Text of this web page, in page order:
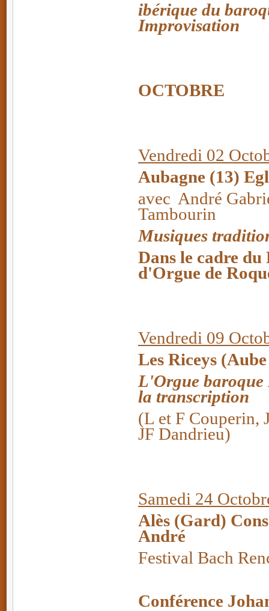
ibérique du
Improvisation
OCTOBRE
Vendredi 02
Aubagne (13)
avec André
Tambourin
Musiques
Dans le cadre
d'Orgue de
Vendredi 09
Les Riceys
L'Orgue baroque
la transcription
(L et F Couperin,
JF Dandrieu)
Samedi 24
Alès (Gard)
André
Festival Bach
Conférence